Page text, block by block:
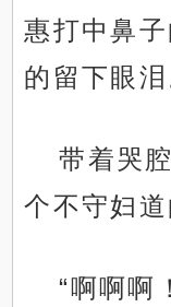
惠打中鼻
的留下眼泪
带着哭
个不守妇
“啊啊啊